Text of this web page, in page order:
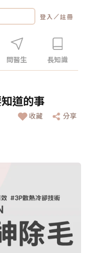
登入 ／註冊
問醫生 長知識
道的事
收藏 分享